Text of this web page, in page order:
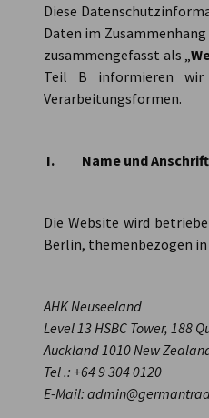
Diese
Daten im
zusammengefasst als „
Teil B informieren wir
Verarbeitungsformen.
I. Name und Anschrift
Die Website wird
Berlin, themenbezogen
AHK Neuseeland
Level 13 HSBC Tower, 188
Auckland 1010 New
Tel .: +64 9 304 0120
E-Mail: